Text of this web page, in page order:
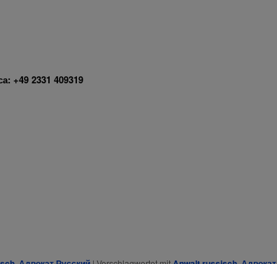
+49 2331 409319